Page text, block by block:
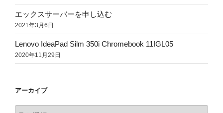
エックスサーバーを申し込む
2021年3月6日
Lenovo IdeaPad Silm 350i Chromebook 11IGL05
2020年11月29日
アーカイブ